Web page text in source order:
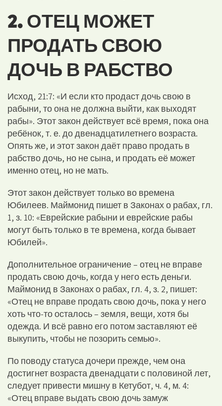
2. ОТЕЦ МОЖЕТ
ПРОДАТЬ СВОЮ
ДОЧЬ В РАБСТВО
Исход, 21:7: «И если кто продаст дочь свою в
рабыни, то она не должна выйти, как выходят
рабы». Этот закон действует всё время, пока она
ребёнок, т. е. до двенадцатилетнего возраста.
Опять же, и этот закон даёт право продать в
рабство дочь, но не сына, и продать её может
именно отец, но не мать.
Этот закон действует только во времена
Юбилеев. Маймонид пишет в Законах о рабах, гл.
1, з. 10: «Еврейские рабыни и еврейские рабы
могут быть только в те времена, когда бывает
Юбилей».
Дополнительное ограничение – отец не вправе
продать свою дочь, когда у него есть деньги.
Маймонид в Законах о рабах, гл. 4, з. 2, пишет:
«Отец не вправе продать свою дочь, пока у него
хоть что-то осталось – земля, вещи, хотя бы
одежда. И всё равно его потом заставляют её
выкупить, чтобы не позорить семью».
По поводу статуса дочери прежде, чем она
достигнет возраста двенадцати с половиной лет,
следует привести мишну в Кетубот, ч. 4, м. 4:
«Отец вправе выдать свою дочь замуж